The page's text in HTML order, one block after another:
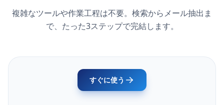
複雑なツールや作業工程は不要。検索からメール抽出ま
で、たった3ステップで完結します。
すぐに使う